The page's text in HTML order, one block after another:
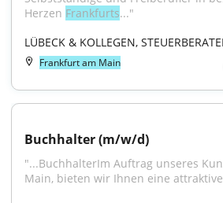
Herzen Frankfurts..."
LÜBECK & KOLLEGEN,
Frankfurt am Main
Buchhalter (m/w/d)
"...BuchhalterIm Auftrag unseres
Main, bieten wir Ihnen eine